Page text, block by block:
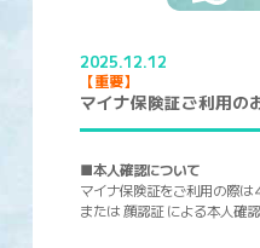
2025.12.12
【重要】
マイナ保険証ご利用の
■本人確認について
マイナ保険証をご利用の際は
または 顔認証 による本人確